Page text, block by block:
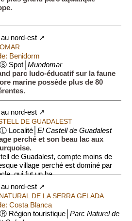
nord-est ↗
Benidorm
Spot│Mundomar
parc ludo-éducatif sur la faune
marine possède plus de 80
nord-est ↗
DE GUADALEST
Localité│El Castell de Guadalest
perché et son beau lac aux
de Guadalest, compte moins de
village perché est dominé par
qui fut un ba...
nord-est ↗
DE LA SERRA GELADA
Costa Blanca
Région touristique│Parc Naturel de